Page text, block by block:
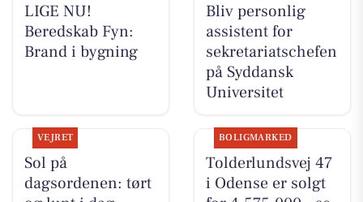
LIGE NU!
Beredskab Fyn:
Brand i bygning
Bliv personlig
assistent for
sekretariatschefen
på Syddansk
Universitet
VEJRET
Sol på
dagsordenen: tørt
BOLIGMARKED
Tolderlundsvej 47
i Odense er solgt